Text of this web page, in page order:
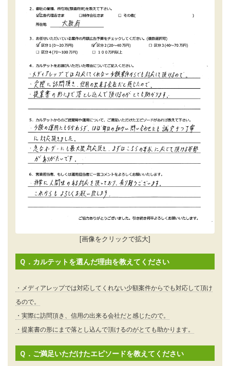
[画像をクリックで拡大]
Ｑ．カルテットを選んだ理由を教えてください
・メディアレップでは対応してくれない少額案件からでも対応して頂け
るので。
・実際に訪問頂き、信用の出来る会社だと感じたので。
・提案書の形にまで落とし込んで頂けるのがとても助かります。
Ｑ．ご満足いただけたエピソードを教えてください